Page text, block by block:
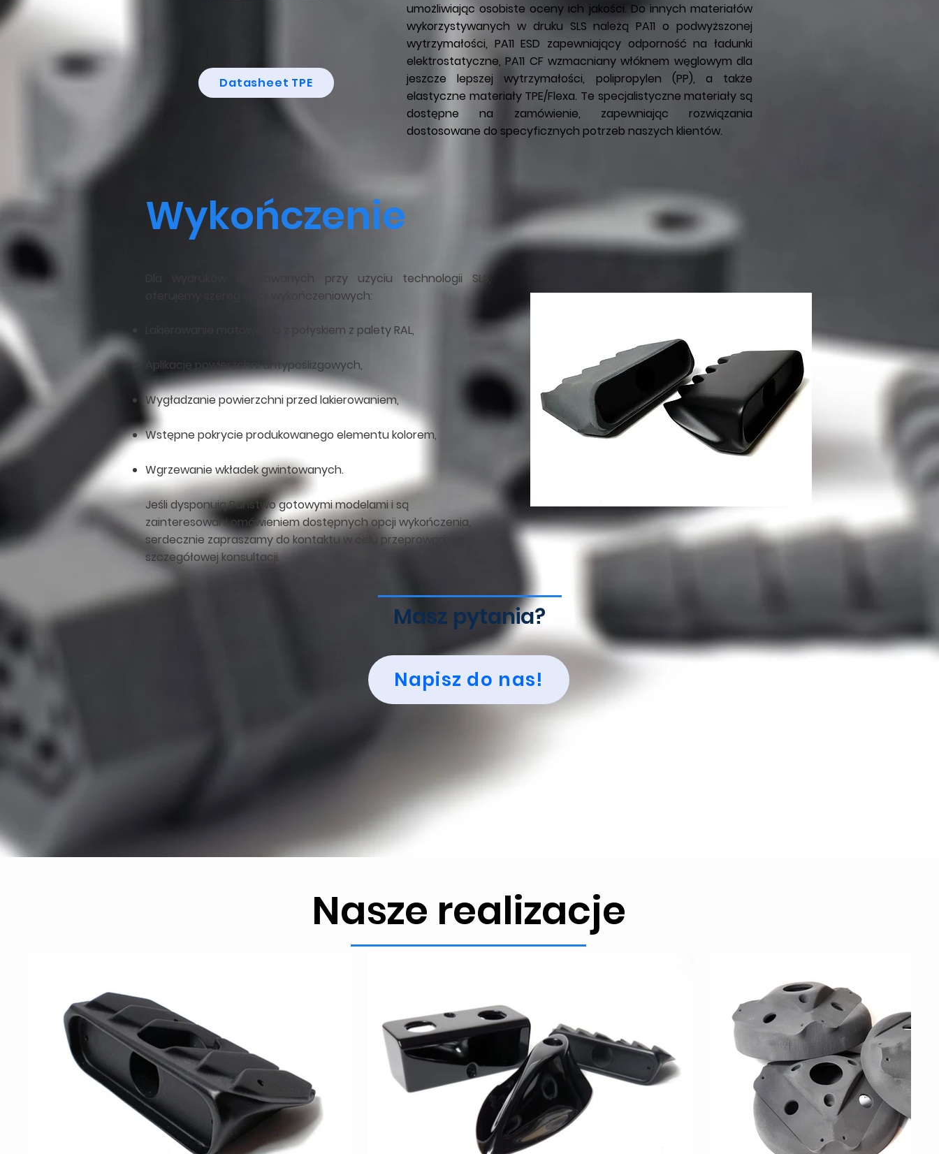
Datasheet TPE
umożliwiając osobiste oceny ich jakości. Do innych materiałów
wykorzystywanych w druku SLS należą PA11 o podwyższonej
wytrzymałości, PA11 ESD zapewniający odporność na ładunki
elektrostatyczne, PA11 CF wzmacniany włóknem węglowym dla
jeszcze lepszej wytrzymałości, polipropylen (PP), a także
elastyczne materiały TPE/Flexa. Te specjalistyczne materiały są
dostępne na zamówienie, zapewniając rozwiązania
dostosowane do specyficznych potrzeb naszych klientów.
Wykończenie
Dla wydruków realizowanych przy użyciu technologii SLS,
oferujemy szereg opcji wykończeniowych:
Lakierowanie matowe lub z połyskiem z palety RAL,
Aplikację powierzchni antypoślizgowych,
Wygładzanie powierzchni przed lakierowaniem,
Wstępne pokrycie produkowanego elementu kolorem,
Wgrzewanie wkładek gwintowanych.
Jeśli dysponują Państwo gotowymi modelami i są
zainteresowani omówieniem dostępnych opcji wykończenia,
serdecznie zapraszamy do kontaktu w celu przeprowadzenia
szczegółowej konsultacji.
Masz pytania?
Napisz do nas!
Nasze realizacje